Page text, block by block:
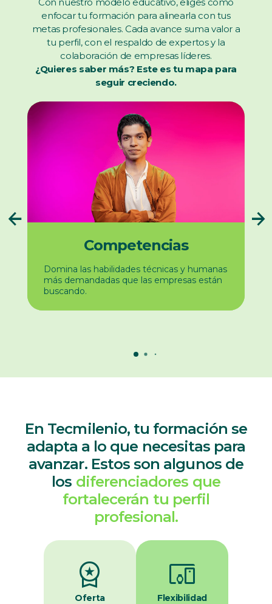
enfocar tu formación para alinearla con tus
metas profesionales. Cada avance suma valor a
tu perfil, con el respaldo de expertos y la
colaboración de empresas líderes.
¿Quieres saber más? Este es tu mapa para
seguir creciendo.
Competencias
Domina las habilidades técnicas y humanas
más demandadas que las empresas están
buscando.
En Tecmilenio, tu formación se
adapta a lo que necesitas para
avanzar. Estos son algunos de
los diferenciadores que
fortalecerán tu perfil
profesional.
workspace_premium
Oferta
devices_other
Flexibilidad